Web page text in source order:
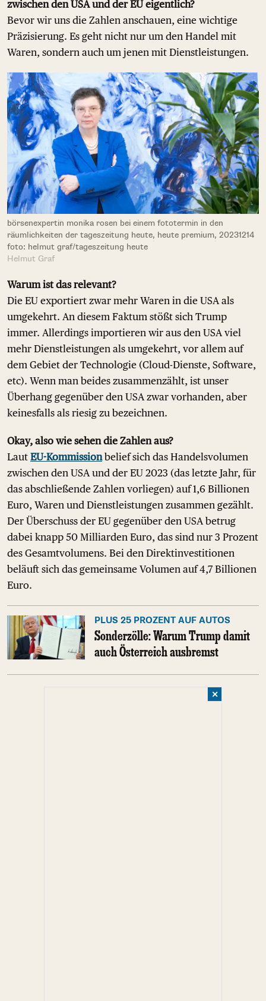
zwischen den USA und der EU eigentlich?
Bevor wir uns die Zahlen anschauen, eine wichtige
Präzisierung. Es geht nicht nur um den Handel mit
Waren, sondern auch um jenen mit Dienstleistungen.
börsenexpertin monika rosen bei einem fototermin in den
räumlichkeiten der tageszeitung heute, heute premium, 20231214
foto: helmut graf/tageszeitung heute
Helmut Graf
Warum ist das relevant?
Die EU exportiert zwar mehr Waren in die USA als
umgekehrt. An diesem Faktum stößt sich Trump
immer. Allerdings importieren wir aus den USA viel
mehr Dienstleistungen als umgekehrt, vor allem auf
dem Gebiet der Technologie (Cloud-Dienste, Software,
etc). Wenn man beides zusammenzählt, ist unser
Überhang gegenüber den USA zwar vorhanden, aber
keinesfalls als riesig zu bezeichnen.
Okay, also wie sehen die Zahlen aus?
Laut EU-Kommissionbelief sich das Handelsvolumen
zwischen den USA und der EU 2023 (das letzte Jahr, für
das abschließende Zahlen vorliegen) auf 1,6 Billionen
Euro, Waren und Dienstleistungen zusammen gezählt.
Der Überschuss der EU gegenüber den USA betrug
dabei knapp 50 Milliarden Euro, das sind nur 3 Prozent
des Gesamtvolumens. Bei den Direktinvestitionen
beläuft sich das gemeinsame Volumen auf 4,7 Billionen
Euro.
PLUS 25 PROZENT AUF AUTOS
Sonderzölle: Warum Trump damit
auch Österreich ausbremst
✕